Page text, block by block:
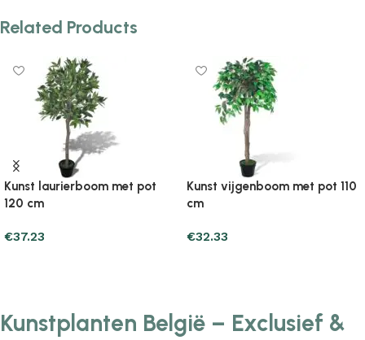
Related Products
Kunst laurierboom met pot
120 cm
€37.23
Kunst vijgenboom met pot 110
cm
€32.33
Kunstplanten België – Exclusief &